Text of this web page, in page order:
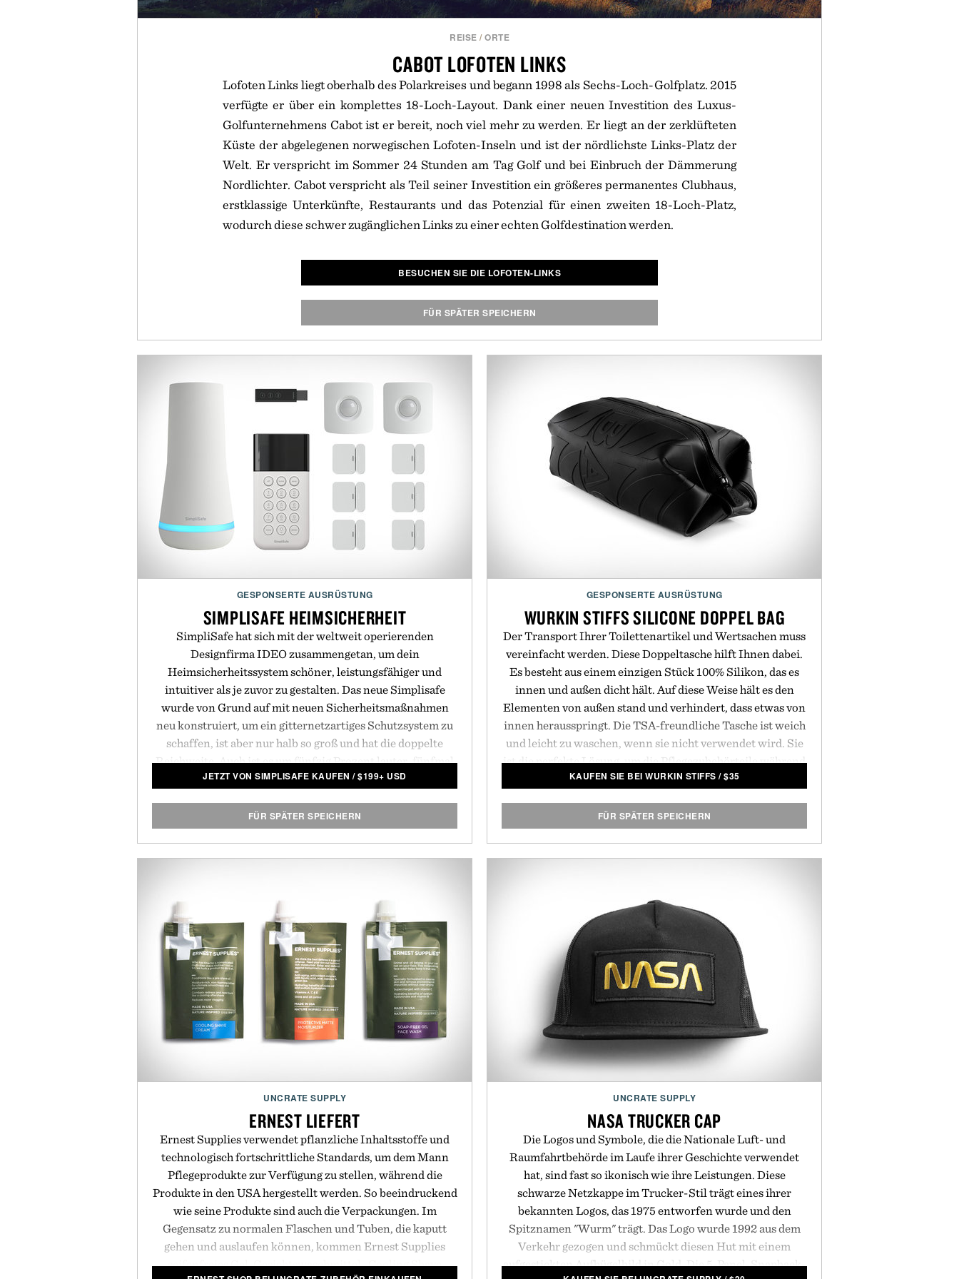
REISE /ORTE
CABOT LOFOTEN LINKS
Lofoten Links liegt oberhalb des Polarkreises und begann 1998 als Sechs-Loch-Golfplatz. 2015
verfügte er über ein komplettes 18-Loch-Layout. Dank einer neuen Investition des Luxus-
Golfunternehmens Cabot ist er bereit, noch viel mehr zu werden. Er liegt an der zerklüfteten
Küste der abgelegenen norwegischen Lofoten-Inseln und ist der nördlichste Links-Platz der
Welt. Er verspricht im Sommer 24 Stunden am Tag Golf und bei Einbruch der Dämmerung
Nordlichter. Cabot verspricht als Teil seiner Investition ein größeres permanentes Clubhaus,
erstklassige Unterkünfte, Restaurants und das Potenzial für einen zweiten 18-Loch-Platz,
wodurch diese schwer zugänglichen Links zu einer echten Golfdestination werden.
BESUCHEN SIE DIE LOFOTEN-LINKS
FÜR SPÄTER SPEICHERN
GESPONSERTE AUSRÜSTUNG
SIMPLISAFE HEIMSICHERHEIT
SimpliSafe hat sich mit der weltweit operierenden
Designfirma IDEO zusammengetan, um dein
Heimsicherheitssystem schöner, leistungsfähiger und
intuitiver als je zuvor zu gestalten. Das neue Simplisafe
wurde von Grund auf mit neuen Sicherheitsmaßnahmen
neu konstruiert, um ein gitternetzartiges Schutzsystem zu
schaffen, ist aber nur halb so groß und hat die doppelte
Reichweite. Auch ist es um fünfzig Prozent lauter, fünfmal
schneller und hat ein weiches, geschmeidiges kabelloses
System lässt sich kinderleicht innerhalb von ein paar
Minuten einrichten, ohne Löcher in die Wand bohren,
angeboten, der Simplisafe zum am schnellsten wachsenden
Heimsicherheitsunternehmen der USA gemacht hat.
Präsentiert von SimpliSafe.
JETZT VON SIMPLISAFE KAUFEN /$199+ USD
FÜR SPÄTER SPEICHERN
GESPONSERTE AUSRÜSTUNG
WURKIN STIFFS SILICONE DOPPEL BAG
Der Transport Ihrer Toilettenartikel und Wertsachen muss
vereinfacht werden. Diese Doppeltasche hilft Ihnen dabei.
Es besteht aus einem einzigen Stück 100% Silikon, das es
innen und außen dicht hält. Auf diese Weise hält es den
Elementen von außen stand und verhindert, dass etwas von
innen herausspringt. Die TSA-freundliche Tasche ist weich
und leicht zu waschen, wenn sie nicht verwendet wird. Sie
ist die perfekte Lösung, um die Pflegezubehörteile während
der Reise organisiert und sicher aufzubewahren.
KAUFEN SIE BEI WURKIN STIFFS /$35
FÜR SPÄTER SPEICHERN
UNCRATE SUPPLY
ERNEST LIEFERT
Ernest Supplies verwendet pflanzliche Inhaltsstoffe und
technologisch fortschrittliche Standards, um dem Mann
Pflegeprodukte zur Verfügung zu stellen, während die
Produkte in den USA hergestellt werden. So beeindruckend
wie seine Produkte sind auch die Verpackungen. Im
Gegensatz zu normalen Flaschen und Tuben, die kaputt
gehen und auslaufen können, kommen Ernest Supplies
seifenfreies Gel-Gesichtswaschmittel,Cooling Shave
UNCRATE SUPPLY
NASA TRUCKER CAP
Die Logos und Symbole, die die Nationale Luft- und
Raumfahrtbehörde im Laufe ihrer Geschichte verwendet
hat, sind fast so ikonisch wie ihre Leistungen. Diese
schwarze Netzkappe im Trucker-Stil trägt eines ihrer
bekannten Logos, das 1975 entworfen wurde und den
Spitznamen "Wurm" trägt. Das Logo wurde 1992 aus dem
Verkehr gezogen und schmückt diesen Hut mit einem
aufgestickten Aufbügelbild in Gold. Die 5-Panel-Snapback-